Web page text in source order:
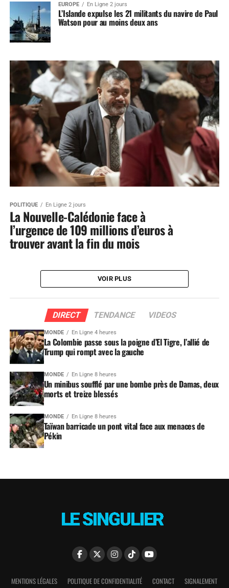
EUROPE En Ligne 2 jours
L’Islande expulse les 21 militants du navire de Paul
Watson pour au moins deux ans
POLITIQUE En Ligne 2 jours
La Nouvelle-Calédonie face à
l’urgence de 109 millions d’euros à
trouver avant la fin du mois
VOIR PLUS
DIRECT TENDANCE VIDEOS
MONDE En Ligne 4 heures
La Colombie passe sous la poigne d’El Tigre, l’allié de
Trump qui rompt avec la gauche
MONDE En Ligne 8 heures
Un minibus soufflé par une bombe près de Damas, deux
morts et treize blessés
MONDE En Ligne 8 heures
Taïwan barricade un pont vital face aux menaces de
Pékin
MENTIONS LÉGALES POLITIQUE DE CONFIDENTIALITÉ CONTACT SIGNALEMENT